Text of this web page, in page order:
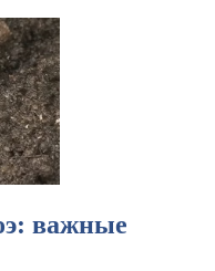
важные